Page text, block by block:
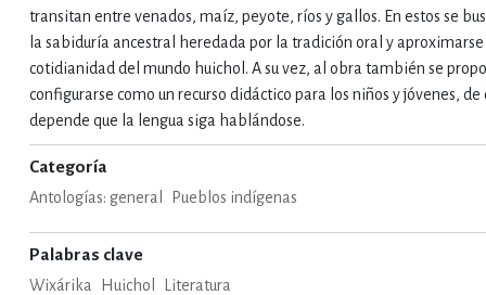
Y OCIO
RELIGIÓN HISTORIA Y
Y DIDÁCTICOS
transitan entre venados, maíz, peyote, ríos y gallos. En estos se
la sabiduría ancestral heredada por la tradición oral y aproximarse
cotidianidad del mundo huichol. A su vez, al obra también se
configurarse como un recurso didáctico para los niños y jóvenes, de
depende que la lengua siga hablándose.
Categoría
Antologías: general Pueblos indígenas
Palabras clave
Wixárika Huichol Literatura